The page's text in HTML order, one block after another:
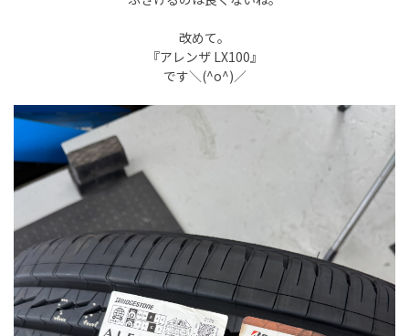
改めて。
『アレンザ LX100』
です＼(^o^)／